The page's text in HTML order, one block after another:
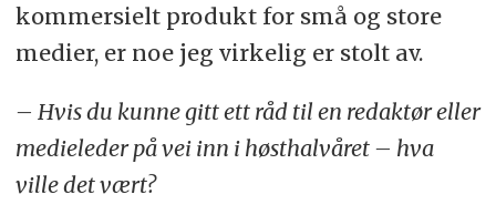
kommersielt produkt for små og store
medier, er noe jeg virkelig er stolt av.
– Hvis du kunne gitt ett råd til en redaktør eller
medieleder på vei inn i høsthalvåret – hva
ville det vært?